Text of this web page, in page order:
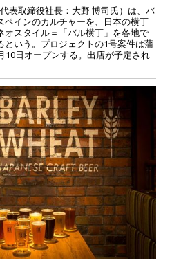
表取締役社長：大野 博司氏）は、バ
ペインのカルチャーを、日本の横丁
オスタイル＝「バル横丁」を各地で
という。プロジェクトの1号案件は蒲
10日オープンする。出店が予定され